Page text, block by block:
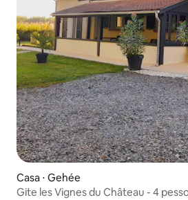
Casa ⋅ Gehée
Gite les Vignes du Château - 4